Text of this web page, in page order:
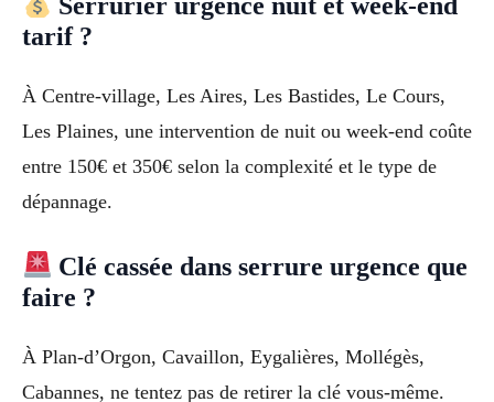
Serrurier urgence nuit et week-end
tarif ?
À Centre-village, Les Aires, Les Bastides, Le Cours,
Les Plaines, une intervention de nuit ou week-end coûte
entre 150€ et 350€ selon la complexité et le type de
dépannage.
Clé cassée dans serrure urgence que
faire ?
À Plan-d’Orgon, Cavaillon, Eygalières, Mollégès,
Cabannes, ne tentez pas de retirer la clé vous-même.